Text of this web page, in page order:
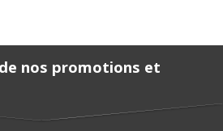
nos promotions et